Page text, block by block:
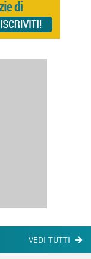
VEDI TUTTI